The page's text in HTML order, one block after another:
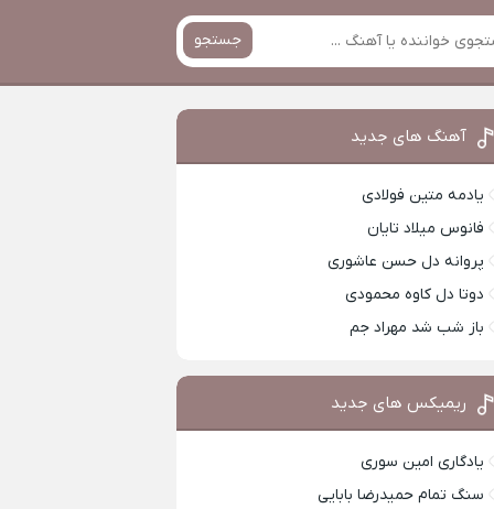
جستجو
آهنگ های جدید
یادمه متین فولادی
فانوس میلاد تایان
پروانه دل حسن عاشوری
دوتا دل کاوه محمودی
باز شب شد مهراد جم
ریمیکس های جدید
یادگاری امین سوری
سنگ تمام حمیدرضا بابایی